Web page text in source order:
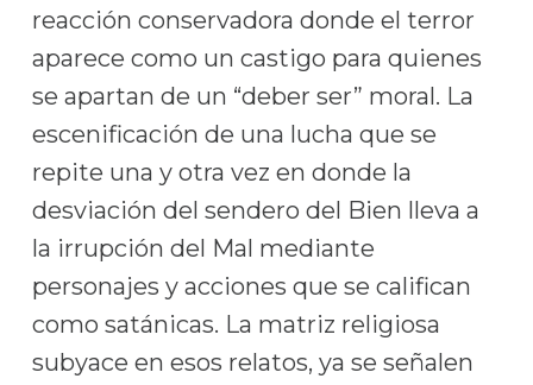
reacción conservadora donde el terror
aparece como un castigo para quienes
se apartan de un “deber ser” moral. La
escenificación de una lucha que se
repite una y otra vez en donde la
desviación del sendero del Bien lleva a
la irrupción del Mal mediante
personajes y acciones que se califican
como satánicas. La matriz religiosa
subyace en esos relatos, ya se señalen